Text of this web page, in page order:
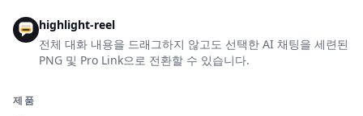
highlight-reel
전체 대화 내용을 드래그하지 않고도 선택한 AI 채팅을 세련된
PNG 및 Pro Link으로 전환할 수 있습니다.
제품